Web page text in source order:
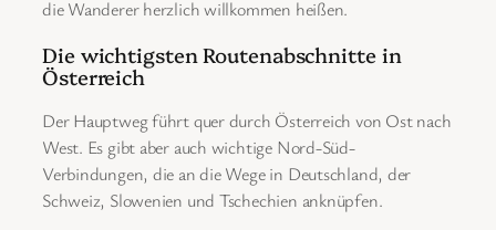
die Wanderer herzlich willkommen heißen.
Die wichtigsten Routenabschnitte in
Österreich
Der Hauptweg führt quer durch Österreich von Ost nach
West. Es gibt aber auch wichtige Nord-Süd-
Verbindungen, die an die Wege in Deutschland, der
Schweiz, Slowenien und Tschechien anknüpfen.